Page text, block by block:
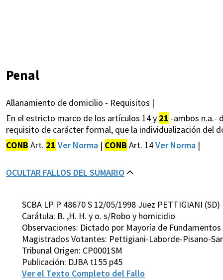
Penal
Allanamiento de domicilio - Requisitos |
En el estricto marco de los artículos 14 y 21 -ambos n.a.-
requisito de carácter formal, que la individualización del
CONB Art. 21 Ver Norma | CONB Art. 14Ver Norma |
OCULTAR FALLOS DEL SUMARIO
SCBA LP P 48670 S 12/05/1998 Juez PETTIGIANI (SD)
Carátula: B. ,H. H. y o. s/Robo y homicidio
Observaciones: Dictado por Mayoría de Fundamentos
Magistrados Votantes: Pettigiani-Laborde-Pisano-
Tribunal Origen: CP0001SM
Publicación: DJBA t155 p45
Ver el Texto Completo del Fallo